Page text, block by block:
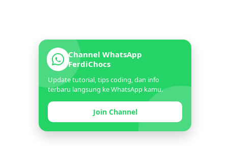
Channel WhatsApp
FerdiChocs
Update tutorial, tips coding, dan info
terbaru langsung ke WhatsApp kamu.
Join Channel